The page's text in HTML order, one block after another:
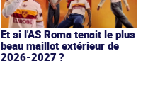
Et si l'AS Roma tenait le plus
beau maillot extérieur de
2026-2027 ?